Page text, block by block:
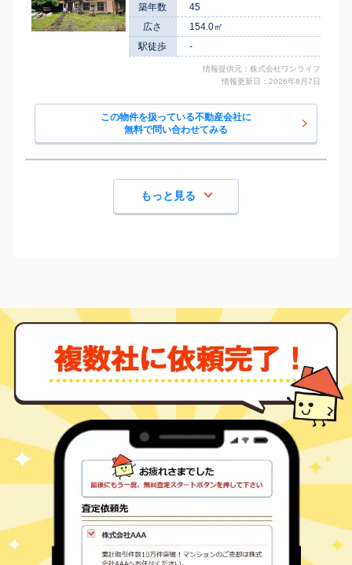
築年数
45
広さ
154.0㎡
駅徒歩
-
情報提供元：株式会社ワンライフ
情報更新日：2026年8月7日
この物件を扱っている不動産会社に
無料で問い合わせてみる
もっと見る